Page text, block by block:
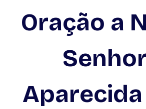
Oração a